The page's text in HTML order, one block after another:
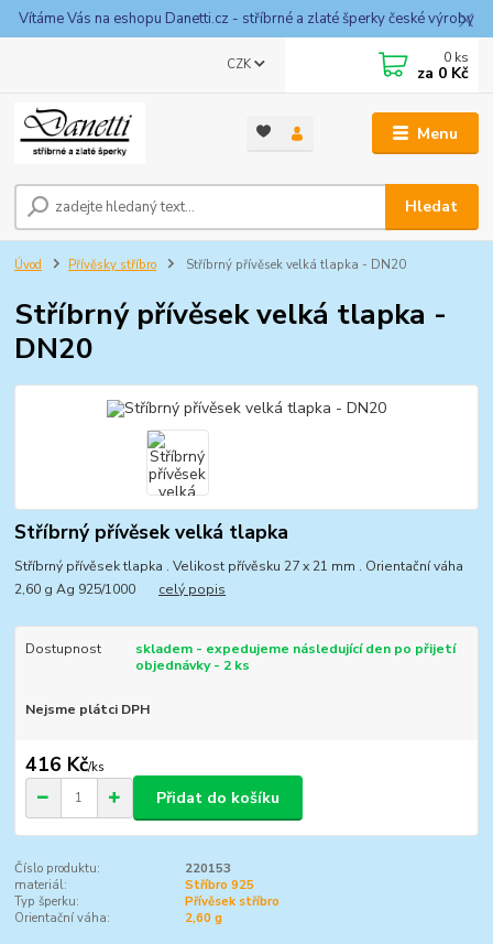
Vítáme Vás na eshopu Danetti.cz - stříbrné a zlaté šperky české výroby
Menu
CZK
Hledat
0 ks
za 0 Kč
Úvod Přívěsky stříbro Stříbrný přívěsek velká tlapka - DN20
Stříbrný přívěsek velká tlapka -
DN20
Stříbrný přívěsek velká tlapka
Stříbrný přívěsek tlapka . Velikost přívěsku 27 x 21 mm . Orientační váha
2,60 g Ag 925/1000 celý popis
Dostupnost
skladem - expedujeme následující den po přijetí
objednávky - 2 ks
Nejsme plátci DPH
416 Kč/ks
Přidat do košíku
Číslo produktu:
220153
materiál:
Stříbro 925
Typ šperku:
Přívěsek stříbro
Orientační váha:
2,60 g